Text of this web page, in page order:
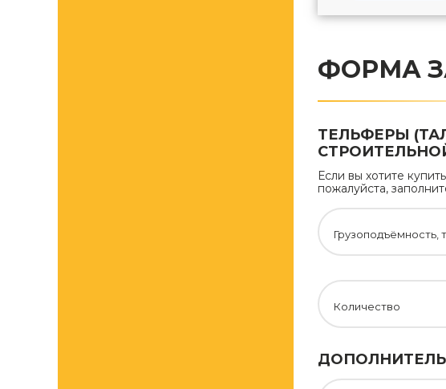
ФОРМА
ТЕЛЬФЕРЫ
Если вы хотите
пожалуйста,
Грузоподъёмность, т
Количество